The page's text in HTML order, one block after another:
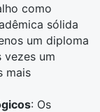
como
sólida
um diploma
vezes um
mais
: Os